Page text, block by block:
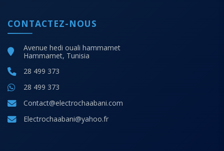
CONTACTEZ-NOUS
Avenue hedi ouali hammamet
Hammamet, Tunisia
28 499 373
28 499 373
Contact@electrochaabani.com
Electrochaabani@yahoo.fr